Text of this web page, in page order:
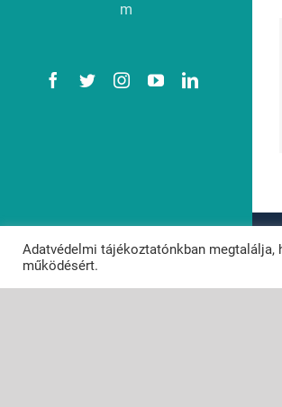
m
Facebook
TwitterInstagram
YouTubeLinkedIn
Vizesedik az első
Adatvédelmi tájékoztatónkban megtalálja,
működésért.